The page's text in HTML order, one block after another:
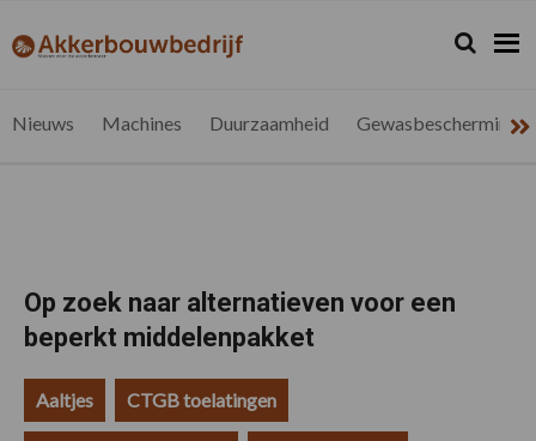
de
de
de
de
akkerbouwbedrijf.be
Nieuws
Zoeken...
Zoek
Nieuws Machines Duurzaamheid Gewasbescherming
Op zoek naar alternatieven voor een
beperkt middelenpakket
Aaltjes CTGB toelatingen